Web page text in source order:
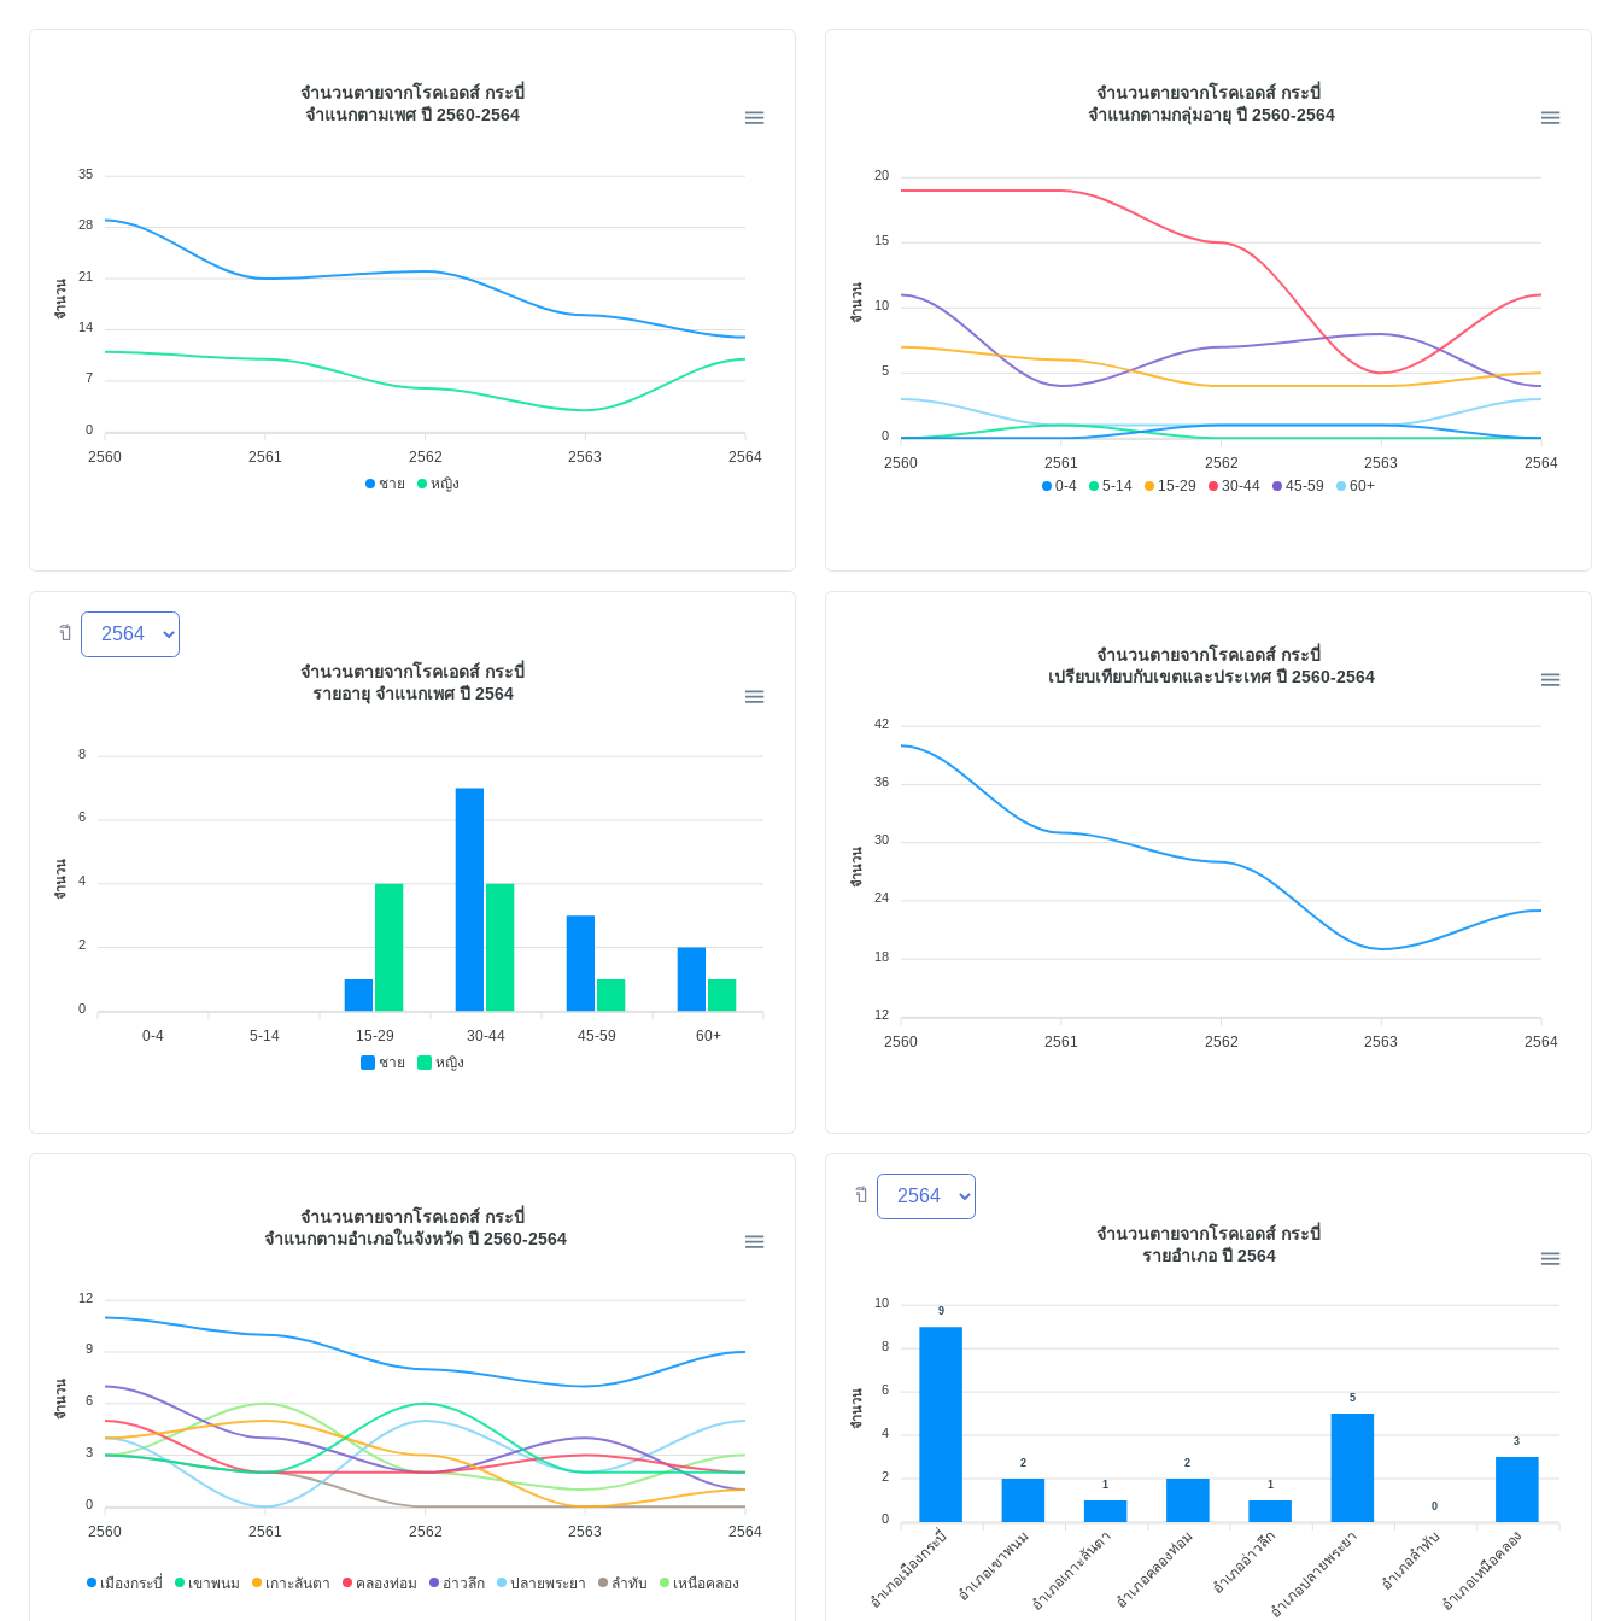
ชาย หญิง
2560 2561 2562 2563 2564
จำนวนตายจากโรคเอดส์ กระบี่
จำแนกตามเพศ ปี 2560-2564
35
28
21
14
7
0
จำนวน
0-4 5-14 15-29 30-44 45-59 60+
2560 2561 2562 2563 2564
จำนวนตายจากโรคเอดส์ กระบี่
จำแนกตามกลุ่มอายุ ปี 2560-2564
20
15
10
5
0
จำนวน
ปี
ชาย หญิง
0-4 5-14 15-29 30-44 45-59 60+
จำนวนตายจากโรคเอดส์ กระบี่
รายอายุ จำแนกเพศ ปี 2564
8
6
4
2
0
จำนวน
2560 2561 2562 2563 2564
จำนวนตายจากโรคเอดส์ กระบี่
เปรียบเทียบกับเขตและประเทศ ปี 2560-2564
42
36
30
24
18
12
จำนวน
เมืองกระบี่ เขาพนม เกาะลันตา คลองท่อม อ่าวลึก ปลายพระยา ลำทับ เหนือคลอง
2560 2561 2562 2563 2564
จำนวนตายจากโรคเอดส์ กระบี่
จำแนกตามอำเภอในจังหวัด ปี 2560-2564
12
9
6
3
0
จำนวน
ปี
อำเภอเมืองกระบี่ อำเภอเขาพนม อำเภอเกาะลันตา อำเภอคลองท่อม อำเภออ่าวลึกอำเภอปลายพระยา อำเภอลำทับอำเภอเหนือคลอง
9
2
1
2
1
5
0
3
จำนวนตายจากโรคเอดส์ กระบี่
รายอำเภอ ปี 2564
10
8
6
4
2
0
จำนวน